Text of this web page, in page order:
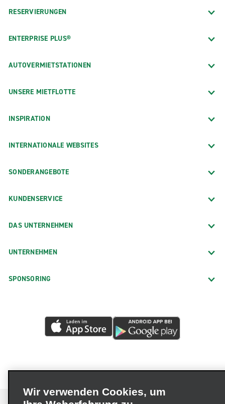
RESERVIERUNGEN
ENTERPRISE PLUS®
AUTOVERMIETSTATIONEN
UNSERE MIETFLOTTE
INSPIRATION
INTERNATIONALE WEBSITES
SONDERANGEBOTE
KUNDENSERVICE
DAS UNTERNEHMEN
UNTERNEHMEN
SPONSORING
Wir verwenden Cookies, um